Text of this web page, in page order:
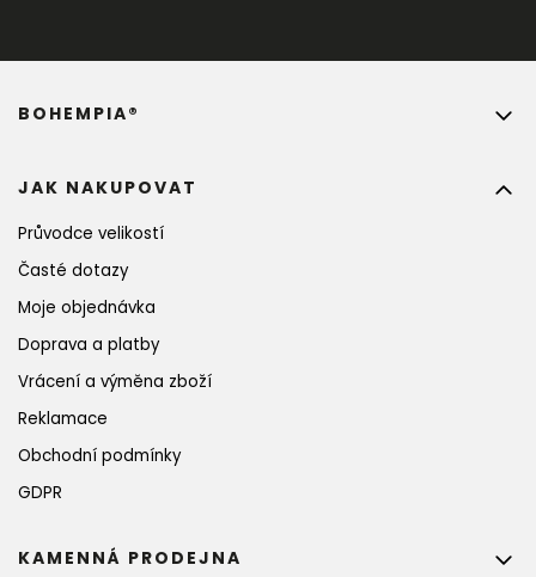
JAK NAKUPOVAT
Průvodce velikostí
Časté dotazy
Moje objednávka
Doprava a platby
Vrácení a výměna zboží
Reklamace
Obchodní podmínky
GDPR
BOHEMPIA®
KAMENNÁ PRODEJNA